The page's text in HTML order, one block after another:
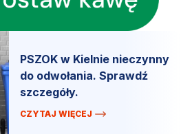
PSZOK w Kielnie nieczynny
do odwołania. Sprawdź
szczegóły.
CZYTAJ WIĘCEJ